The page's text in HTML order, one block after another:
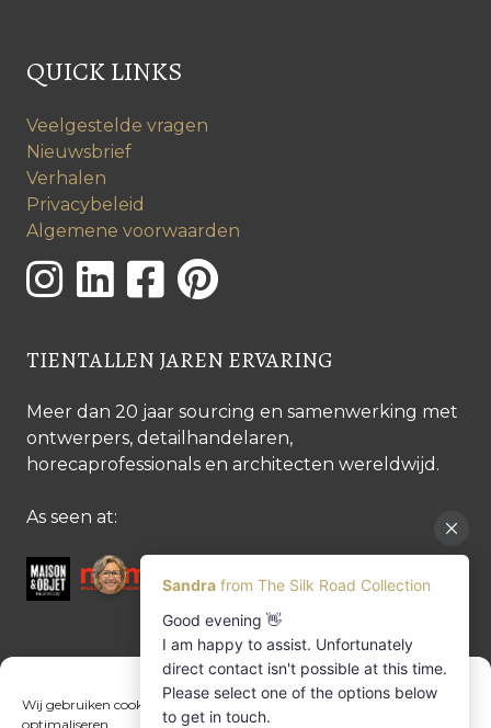
Wij gebruiken cookies om het gebruik van onze website en service te
optimaliseren.
QUICK LINKS
Veelgestelde vragen
Nieuwsbrief
Verhalen
Privacybeleid
Algemene voorwaarden
TIENTALLEN JAREN ERVARING
Meer dan 20 jaar sourcing en samenwerking met
ontwerpers, detailhandelaren,
horecaprofessionals en architecten wereldwijd.
As seen at:
CONTACTEER ONS